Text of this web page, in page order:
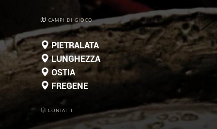
CAMPI DI GIOCO
PIETRALATA
LUNGHEZZA
OSTIA
FREGENE
CONTATTI